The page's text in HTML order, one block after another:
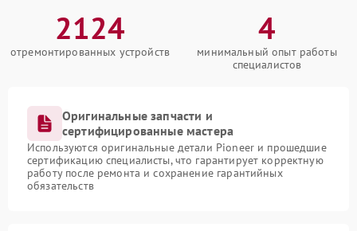
2124
отремонтированных устройств
4
минимальный опыт работы
специалистов
Оригинальные запчасти и
сертифицированные мастера
Используются оригинальные детали Pioneer и прошедшие
сертификацию специалисты, что гарантирует корректную
работу после ремонта и сохранение гарантийных
обязательств